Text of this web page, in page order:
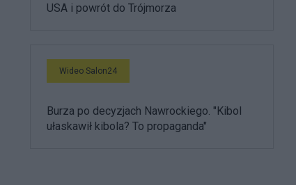
USA i powrót do Trójmorza
Wideo Salon24
Burza po decyzjach Nawrockiego. "Kibol
ułaskawił kibola? To propaganda"